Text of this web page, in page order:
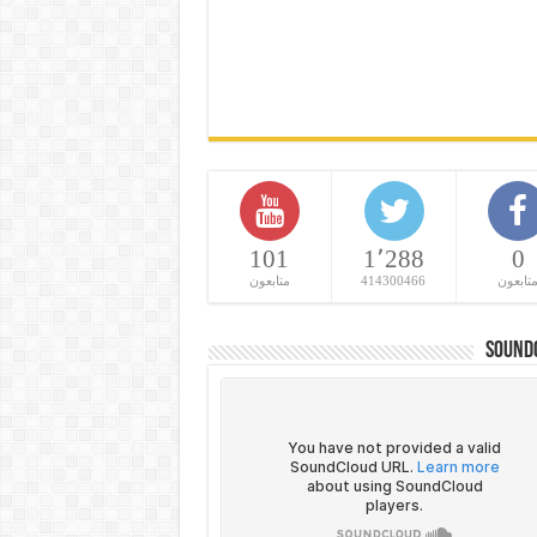
0
متابعون
1٬288
414300466
101
متابعون